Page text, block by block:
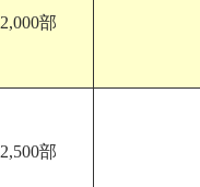
2,000部
2,500部